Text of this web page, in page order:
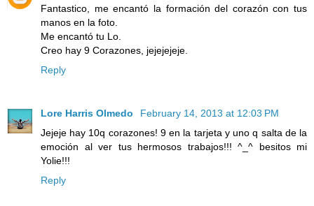
Fantastico, me encantó la formación del corazón con tus
manos en la foto.
Me encantó tu Lo.
Creo hay 9 Corazones, jejejejeje.
Reply
Lore Harris Olmedo
February 14, 2013 at 12:03 PM
Jejeje hay 10q corazones! 9 en la tarjeta y uno q salta de la
emoción al ver tus hermosos trabajos!!! ^_^ besitos mi
Yolie!!!
Reply